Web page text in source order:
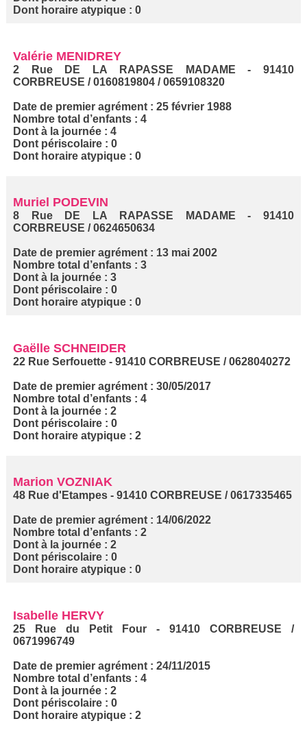
Dont horaire atypique : 0
Valérie MENIDREY
2 Rue DE LA RAPASSE MADAME - 91410
CORBREUSE / 0160819804 / 0659108320
Date de premier agrément : 25 février 1988
Nombre total d’enfants : 4
Dont à la journée : 4
Dont périscolaire : 0
Dont horaire atypique : 0
Muriel PODEVIN
8 Rue DE LA RAPASSE MADAME - 91410
CORBREUSE / 0624650634
Date de premier agrément : 13 mai 2002
Nombre total d’enfants : 3
Dont à la journée : 3
Dont périscolaire : 0
Dont horaire atypique : 0
Gaëlle SCHNEIDER
22 Rue Serfouette - 91410 CORBREUSE / 0628040272
Date de premier agrément : 30/05/2017
Nombre total d’enfants : 4
Dont à la journée : 2
Dont périscolaire : 0
Dont horaire atypique : 2
Marion VOZNIAK
48 Rue d'Etampes - 91410 CORBREUSE / 0617335465
Date de premier agrément : 14/06/2022
Nombre total d’enfants : 2
Dont à la journée : 2
Dont périscolaire : 0
Dont horaire atypique : 0
Isabelle HERVY
25 Rue du Petit Four - 91410 CORBREUSE /
0671996749
Date de premier agrément : 24/11/2015
Nombre total d’enfants : 4
Dont à la journée : 2
Dont périscolaire : 0
Dont horaire atypique : 2